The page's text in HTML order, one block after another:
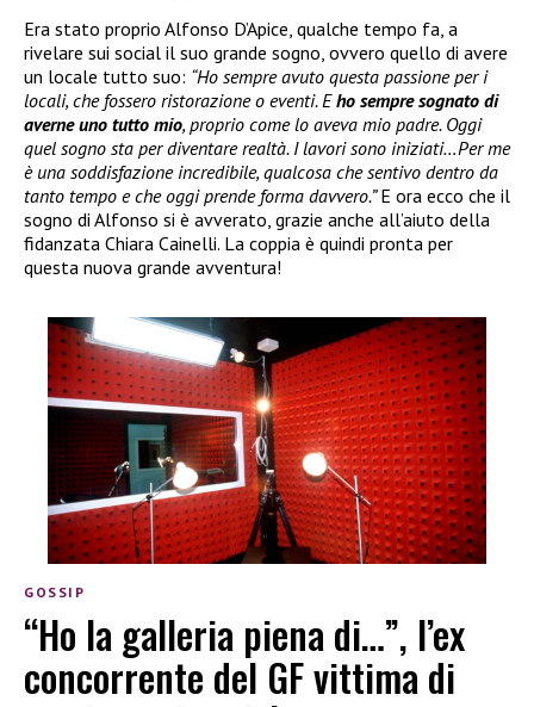
Era stato proprio Alfonso D’Apice, qualche tempo fa, a
rivelare sui social il suo grande sogno, ovvero quello di avere
un locale tutto suo: “Ho sempre avuto questa passione per i
locali, che fossero ristorazione o eventi. Eho sempre sognato di
averne uno tutto mio, proprio come lo aveva mio padre. Oggi
quel sogno sta per diventare realtà. I lavori sono iniziati…Per me
è una soddisfazione incredibile, qualcosa che sentivo dentro da
tanto tempo e che oggi prende forma davvero.”E ora ecco che il
sogno di Alfonso si è avverato, grazie anche all’aiuto della
fidanzata Chiara Cainelli. La coppia è quindi pronta per
questa nuova grande avventura!
GOSSIP
“Ho la galleria piena di…”, l’ex
concorrente del GF vittima di